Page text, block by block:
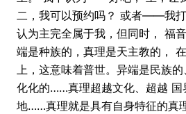
二，我可以预约吗？ 或者——我
认为主完全属于我，但同时， 福
端是种族的，真理是天主教的，
上，这意味着普世。异端是民族
化化的……真理超越文化、超越 国
地……真理就是具有自身特征的真理